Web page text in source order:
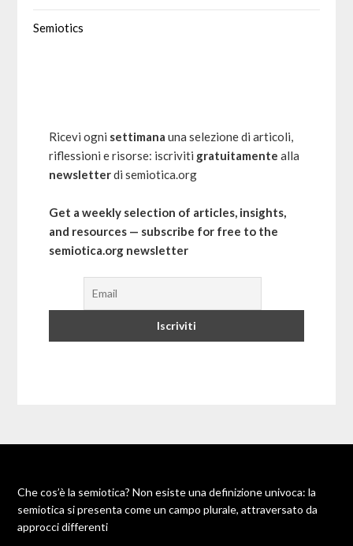
Semiotics
Ricevi ogni settimana una selezione di articoli,
riflessioni e risorse: iscriviti gratuitamente alla
newsletterdi semiotica.org
Get a weekly selection of articles, insights,
and resources — subscribe for free to the
semiotica.org newsletter
Che cos’è la semiotica? Non esiste una definizione univoca: la
semiotica si presenta come un campo plurale, attraversato da
approcci differenti